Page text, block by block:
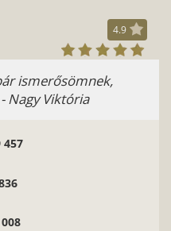
4.9
ismerősömnek,
Nagy Viktória
457